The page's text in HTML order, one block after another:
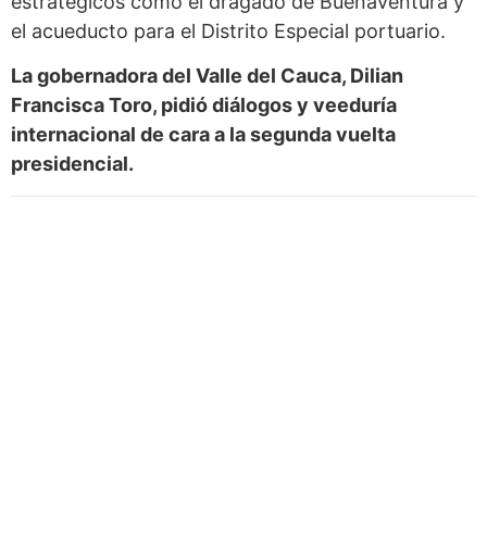
el acueducto para el Distrito Especial portuario.
La gobernadora del Valle del Cauca, Dilian
Francisca Toro, pidió diálogos y veeduría
internacional de cara a la segunda vuelta
presidencial.